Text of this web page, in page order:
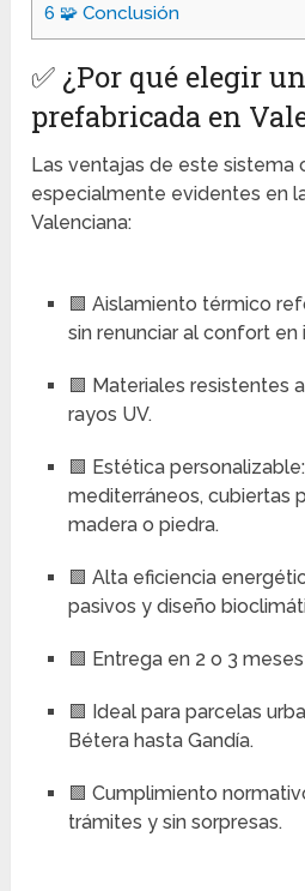
6 🧩 Conclusión
✅ ¿Por qué elegir
prefabricada en
Las ventajas de este sistema
especialmente evidentes en
Valenciana:
🟩 Aislamiento térmico
sin renunciar al confort en
🟩 Materiales resistentes
rayos UV.
🟩 Estética
mediterráneos, cubiertas
madera o piedra.
🟩 Alta eficiencia
pasivos y diseño
🟩 Entrega en 2 o 3
🟩 Ideal para parcelas
Bétera hasta Gandía.
🟩 Cumplimiento
trámites y sin sorpresas.